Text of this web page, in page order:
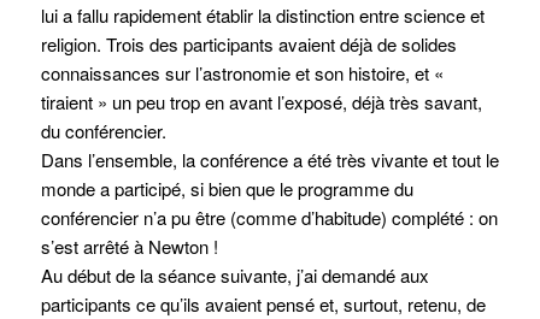
lui a fallu rapidement établir la distinction entre science et
religion. Trois des participants avaient déjà de solides
connaissances sur l’astronomie et son histoire, et «
tiraient » un peu trop en avant l’exposé, déjà très savant,
du conférencier.
Dans l’ensemble, la conférence a été très vivante et tout le
monde a participé, si bien que le programme du
conférencier n’a pu être (comme d’habitude) complété : on
s’est arrêté à Newton !
Au début de la séance suivante, j’ai demandé aux
participants ce qu’ils avaient pensé et, surtout, retenu, de